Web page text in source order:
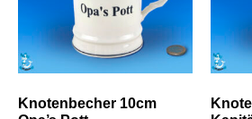
Knotenbecher 10cm